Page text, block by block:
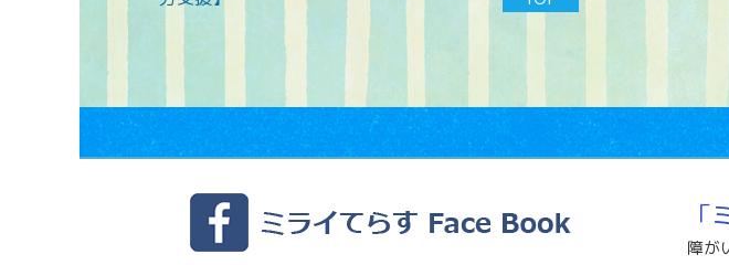
「
障が